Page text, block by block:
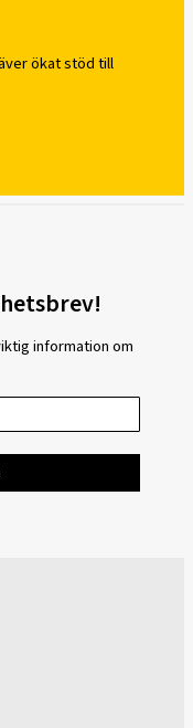
ökat stöd till
information om